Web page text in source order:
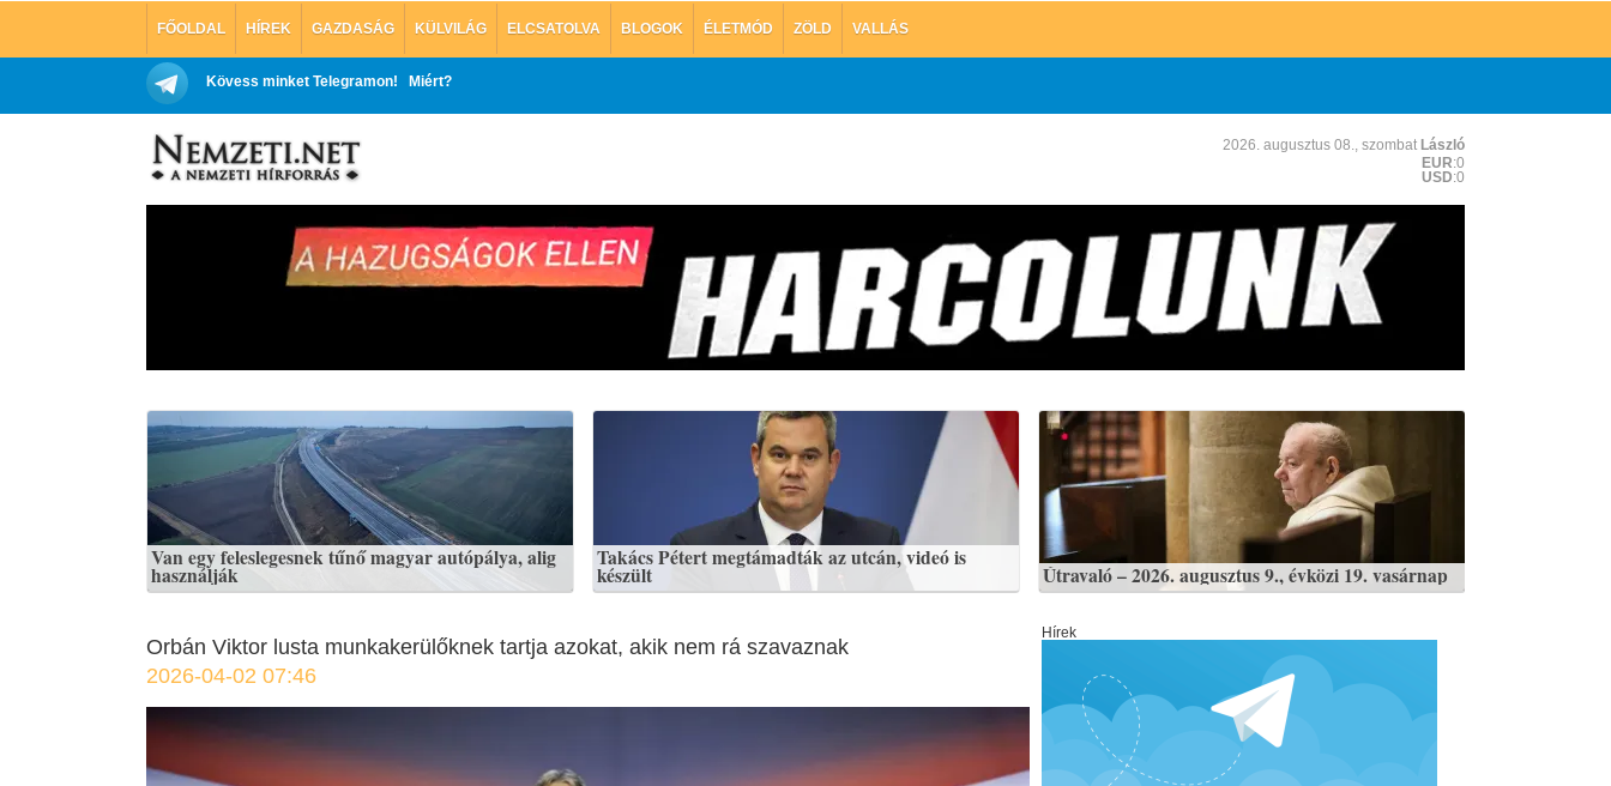
FŐOLDAL HÍREK GAZDASÁG KÜLVILÁG ELCSATOLVA BLOGOK ÉLETMÓD ZÖLD VALLÁS
Kövess minket Telegramon! Miért?
2026. augusztus 08., szombat László
EUR:0
USD:0
Van egy feleslegesnek tűnő magyar autópálya, alig
használják
Takács Pétert megtámadták az utcán, videó is
készült Útravaló – 2026. augusztus 9., évközi 19. vasárnap
Orbán Viktor lusta munkakerülőknek tartja azokat, akik nem rá szavaznak
2026-04-02 07:46
Hírek